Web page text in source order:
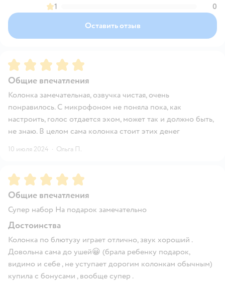
1
0
Оставить отзыв
Рейтинг:5
Общие впечатления
Колонка замечательная, озвучка чистая, очень
понравилось. С микрофоном не поняла пока, как
настроить, голос отдается эхом, может так и должно быть,
не знаю. В целом сама колонка стоит этих денег
10 июля 2024 · Ольга П.
Рейтинг:5
Общие впечатления
Супер набор На подарок замечательно
Достоинства
Колонка по блютузу играет отлично, звук хороший .
Довольна сама до ушей😀 (брала ребенку подарок,
видимо и себе , не уступает дорогим колонкам обычным)
купила с бонусами , вообще супер .